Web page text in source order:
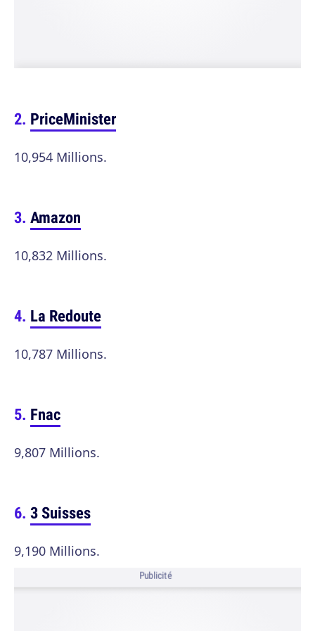
PriceMinister
10,954 Millions.
Amazon
10,832 Millions.
La Redoute
10,787 Millions.
Fnac
9,807 Millions.
3 Suisses
9,190 Millions.
Publicité